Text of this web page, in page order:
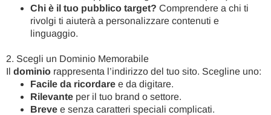
Chi è il tuo pubblico target? Comprendere a chi ti
rivolgi ti aiuterà a personalizzare contenuti e
linguaggio.
2. Scegli un Dominio Memorabile
Il dominio rappresenta l’indirizzo del tuo sito. Scegline uno:
Facile da ricordare e da digitare.
Rilevante per il tuo brand o settore.
Breve e senza caratteri speciali complicati.